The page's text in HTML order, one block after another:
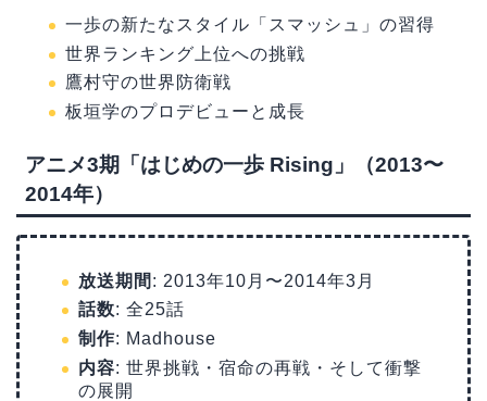
一歩の新たなスタイル「スマッシュ」の習得
世界ランキング上位への挑戦
鷹村守の世界防衛戦
板垣学のプロデビューと成長
アニメ3期「はじめの一歩 Rising」（2013〜
2014年）
放送期間 : 2013年10月〜2014年3月
話数: 全25話
制作: Madhouse
内容: 世界挑戦・宿命の再戦・そして衝撃
の展開